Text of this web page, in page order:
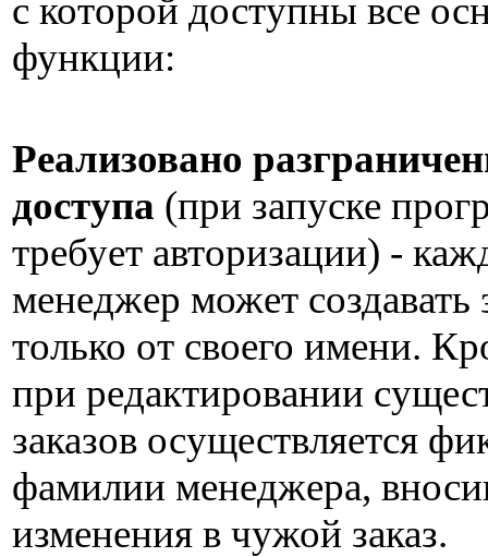
с которой доступны все
функции:
Реализовано
доступа (при запуске
требует авторизации) -
менеджер может создавать
только от своего имени.
при редактировании
заказов осуществляется
фамилии менеджера,
изменения в чужой заказ.